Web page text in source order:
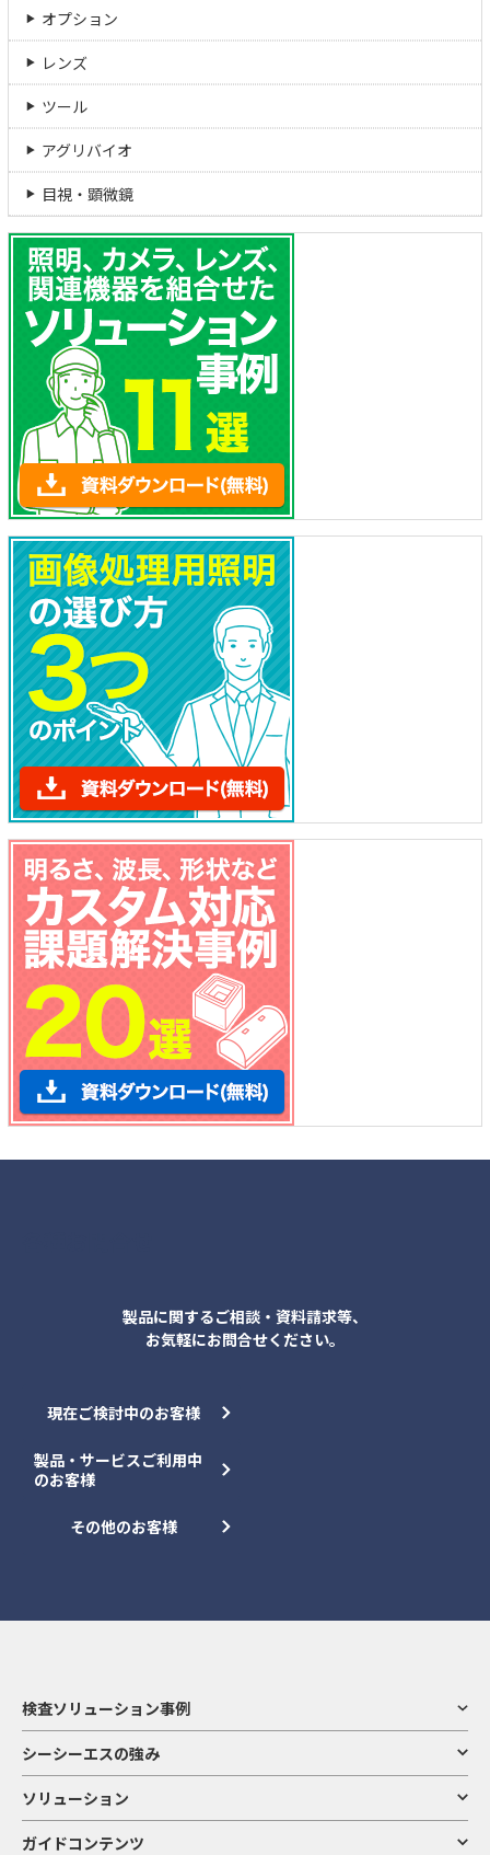
オプション
レンズ
ツール
アグリバイオ
目視・顕微鏡
製品に関するご相談・資料請求等、
お気軽にお問合せください。
現在ご検討中のお客様
製品・サービスご利用中
のお客様
その他のお客様
検査ソリューション事例
シーシーエスの強み
ソリューション
ガイドコンテンツ